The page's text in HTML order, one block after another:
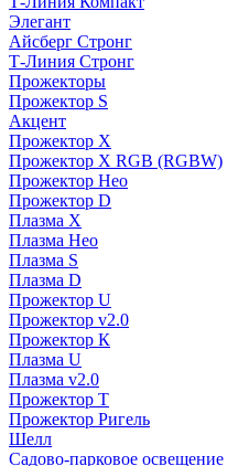
Элегант
Айсберг Стронг
Т-Линия Стронг
Прожекторы
Прожектор S
Акцент
Прожектор X
Прожектор Х RGB (RGBW)
Прожектор Нео
Прожектор D
Плазма X
Плазма Нео
Плазма S
Плазма D
Прожектор U
Прожектор v2.0
Прожектор К
Плазма U
Плазма v2.0
Прожектор Т
Прожектор Ригель
Шелл
Садово-парковое освещение